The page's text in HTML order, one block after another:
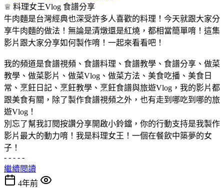
♕ 料理女王Vlog 食譜分享
牛肉麵是台灣經典也深受許多人喜歡的料理！今天就跟大家分
享牛肉麵的做法！無論是清燉還是紅燒，都相當簡單唷！這集
影片跟大家分享如何製作唷！一起來看看吧！
我的頻道是食譜視頻、食譜料理、食譜教學、食譜分享、做菜
教學、做菜影片、做菜Vlog、做菜方法、美食吃播、美食日
常、烹飪日記、烹飪教學、烹飪食譜與旅遊Vlog，我的影片都
跟美食有關，除了製作食譜視頻之外，也有走到哪吃到哪的旅
遊Vlog！
別忘了幫我訂閱按讚分享開啟小鈴鐺，你的行動支持是我製作
影片最大的動力唷！我是料理女王！一個在餐飲中築夢的女
子！
- - - - -
繼續閱讀
4年前